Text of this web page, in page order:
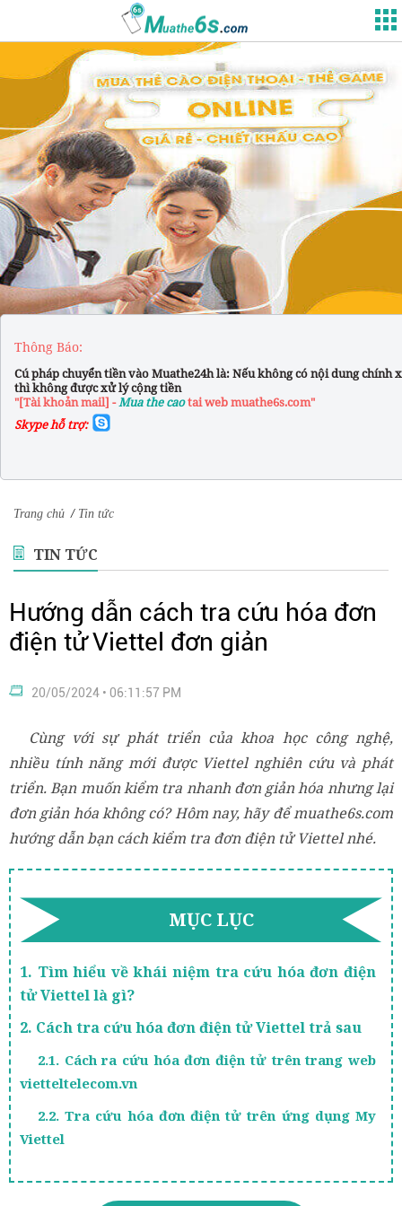
Thông Báo:
Cú pháp chuyển tiền vào Muathe24h là: Nếu không có nội dung chính
thì không được xử lý cộng tiền
"[Tài khoản mail] -Mua the caotai web muathe6s.com"
Skype hỗ trợ:
Trang chủ / Tin tức
TIN TỨC
Hướng dẫn cách tra cứu hóa đơn
điện tử Viettel đơn giản
20/05/2024 • 06:11:57 PM
Cùng với sự phát triển của khoa học công nghệ,
nhiều tính năng mới được Viettel nghiên cứu và phát
triển. Bạn muốn kiểm tra nhanh đơn giản hóa nhưng lại
đơn giản hóa không có? Hôm nay, hãy để muathe6s.com
hướng dẫn bạn cách kiểm tra đơn điện tử Viettel nhé.
MỤC LỤC
1. Tìm hiểu về khái niệm tra cứu hóa đơn điện
tử Viettel là gì?
2. Cách tra cứu hóa đơn điện tử Viettel trả sau
2.1. Cách ra cứu hóa đơn điện tử trên trang web
vietteltelecom.vn
2.2. Tra cứu hóa đơn điện tử trên ứng dụng My
Viettel